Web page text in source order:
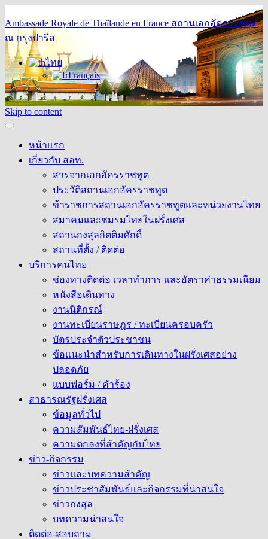
Ambassade Royale de Thaïlande en France สถานเอกอัครราชทูต
ณ กรุงปารีส
ไทย
Français
Skip to content
หน้าแรก
เกี่ยวกับ สอท.
สารจากเอกอัครราชทูต
ประวัติสถานเอกอัครราชทูต
ข้าราชการสถานเอกอัครราชทูตและหน่วยงานไทย
สมาคมและชมรมไทยในฝรั่งเศส
สถานกงสุลกิตติมศักดิ์
สถานที่ตั้ง / ติดต่อ
บริการคนไทย
ช่องทางติดต่อ เวลาทำการ และอัตราค่าธรรมเนียม
หนังสือเดินทาง
งานนิติกรณ์
งานทะเบียนราษฎร / ทะเบียนครอบครัว
บัตรประจำตัวประชาชน
ข้อแนะนำสำหรับการเดินทางในฝรั่งเศสอย่าง
ปลอดภัย
แบบฟอร์ม / คำร้อง
สาธารณรัฐฝรั่งเศส
ข้อมูลทั่วไป
ความสัมพันธ์ไทย-ฝรั่งเศส
ความตกลงที่สำคัญกับไทย
ข่าว-กิจกรรม
ข่าวและบทความสำคัญ
ข่าวประชาสัมพันธ์และกิจกรรมที่น่าสนใจ
ข่าวกงสุล
บทความน่าสนใจ
ติดต่อ-สอบถาม